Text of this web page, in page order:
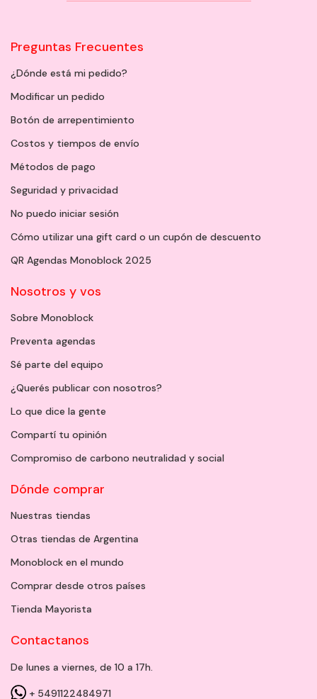
Preguntas Frecuentes
¿Dónde está mi pedido?
Modificar un pedido
Botón de arrepentimiento
Costos y tiempos de envío
Métodos de pago
Seguridad y privacidad
No puedo iniciar sesión
Cómo utilizar una gift card o un cupón de descuento
QR Agendas Monoblock 2025
Nosotros y vos
Sobre Monoblock
Preventa agendas
Sé parte del equipo
¿Querés publicar con nosotros?
Lo que dice la gente
Compartí tu opinión
Compromiso de carbono neutralidad y social
Dónde comprar
Nuestras tiendas
Otras tiendas de Argentina
Monoblock en el mundo
Comprar desde otros países
Tienda Mayorista
Contactanos
De lunes a viernes, de 10 a 17h.
+ 5491122484971